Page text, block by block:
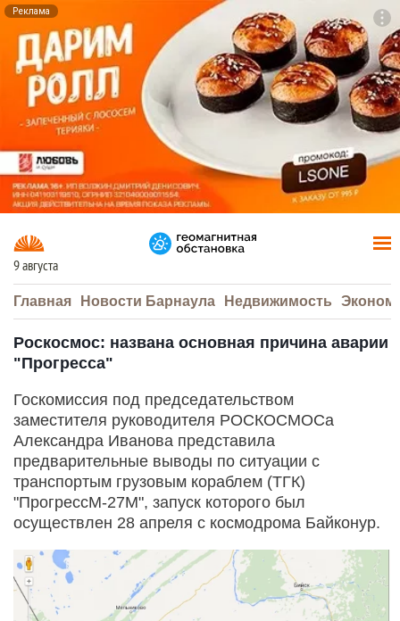
Реклама
9 августа
Главная Новости Барнаула Недвижимость
Роскосмос: названа основная причина аварии
"Прогресса"
Госкомиссия под председательством
заместителя руководителя РОСКОСМОСа
Александра Иванова представила
предварительные выводы по ситуации с
транспортым грузовым кораблем (ТГК)
"ПрогрессМ-27М", запуск которого был
осуществлен 28 апреля с космодрома Байконур.